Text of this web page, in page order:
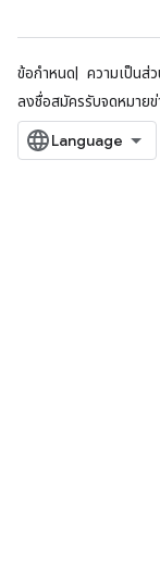
ข้อกำหนด ความเป็นส่
ลงชื่อสมัครรับจดหมาย